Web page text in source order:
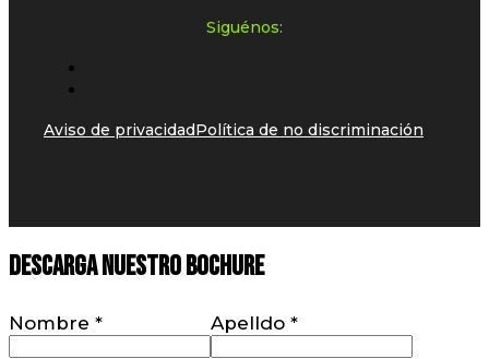
Siguénos:
Aviso de privacidadPolítica de no discriminación
Descarga nuestro Bochure
Nombre * Apelldo *